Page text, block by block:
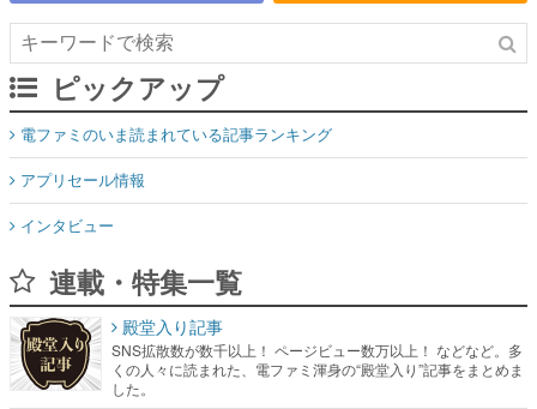
ピックアップ
電ファミのいま読まれている記事ランキング
アプリセール情報
インタビュー
連載・特集一覧
殿堂入り記事
SNS拡散数が数千以上！ ページビュー数万以上！ などなど。多
くの人々に読まれた、電ファミ渾身の“殿堂入り”記事をまとめま
した。